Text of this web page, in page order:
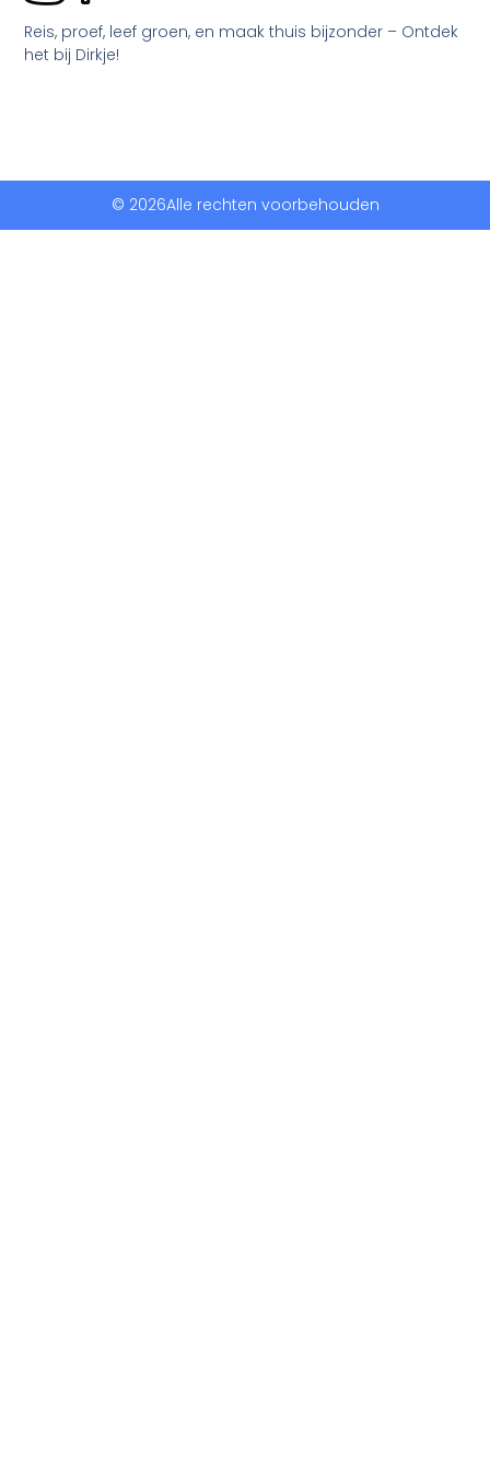
Reis, proef, leef groen, en maak thuis bijzonder – Ontdek
het bij Dirkje!
© 2026Alle rechten voorbehouden